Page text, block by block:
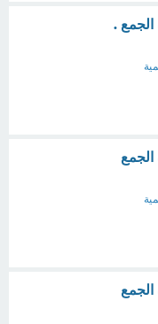
الجمع .
الجمع
الجمع